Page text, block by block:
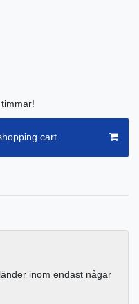
cart
inom endast någar